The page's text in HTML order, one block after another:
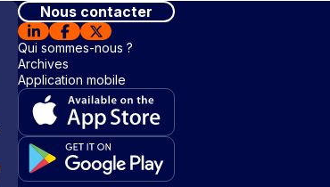
Nous contacter
Qui sommes-nous ?
Archives
Application mobile